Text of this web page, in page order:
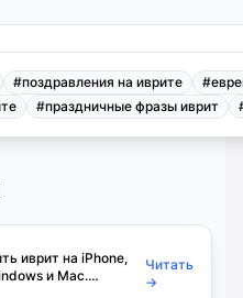
#поздравления на иврите #
#праздничные фразы иврит
иврит на iPhone,
и Mac.
Читать
→